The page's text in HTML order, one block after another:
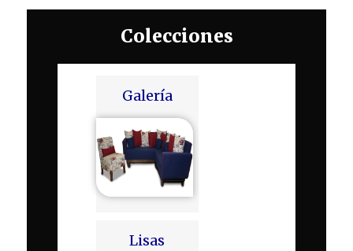
Colecciones
Galería
Lisas